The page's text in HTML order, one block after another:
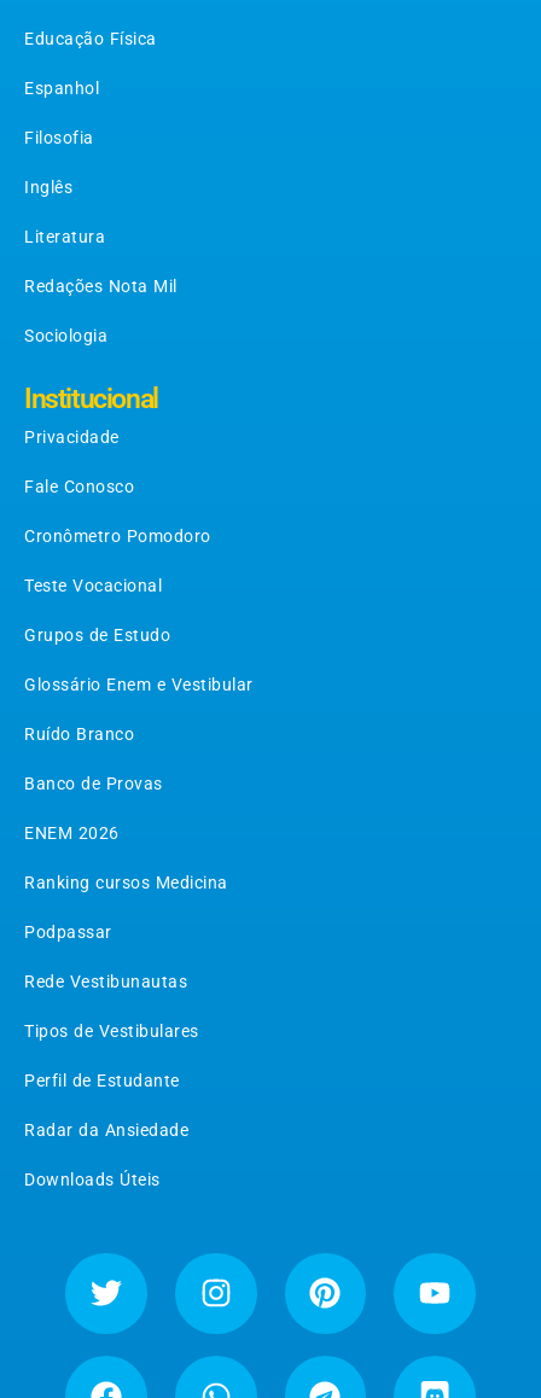
Educação Física
Espanhol
Filosofia
Inglês
Literatura
Redações Nota Mil
Sociologia
Institucional
Privacidade
Fale Conosco
Cronômetro Pomodoro
Teste Vocacional
Grupos de Estudo
Glossário Enem e Vestibular
Ruído Branco
Banco de Provas
ENEM 2026
Ranking cursos Medicina
Podpassar
Rede Vestibunautas
Tipos de Vestibulares
Perfil de Estudante
Radar da Ansiedade
Downloads Úteis